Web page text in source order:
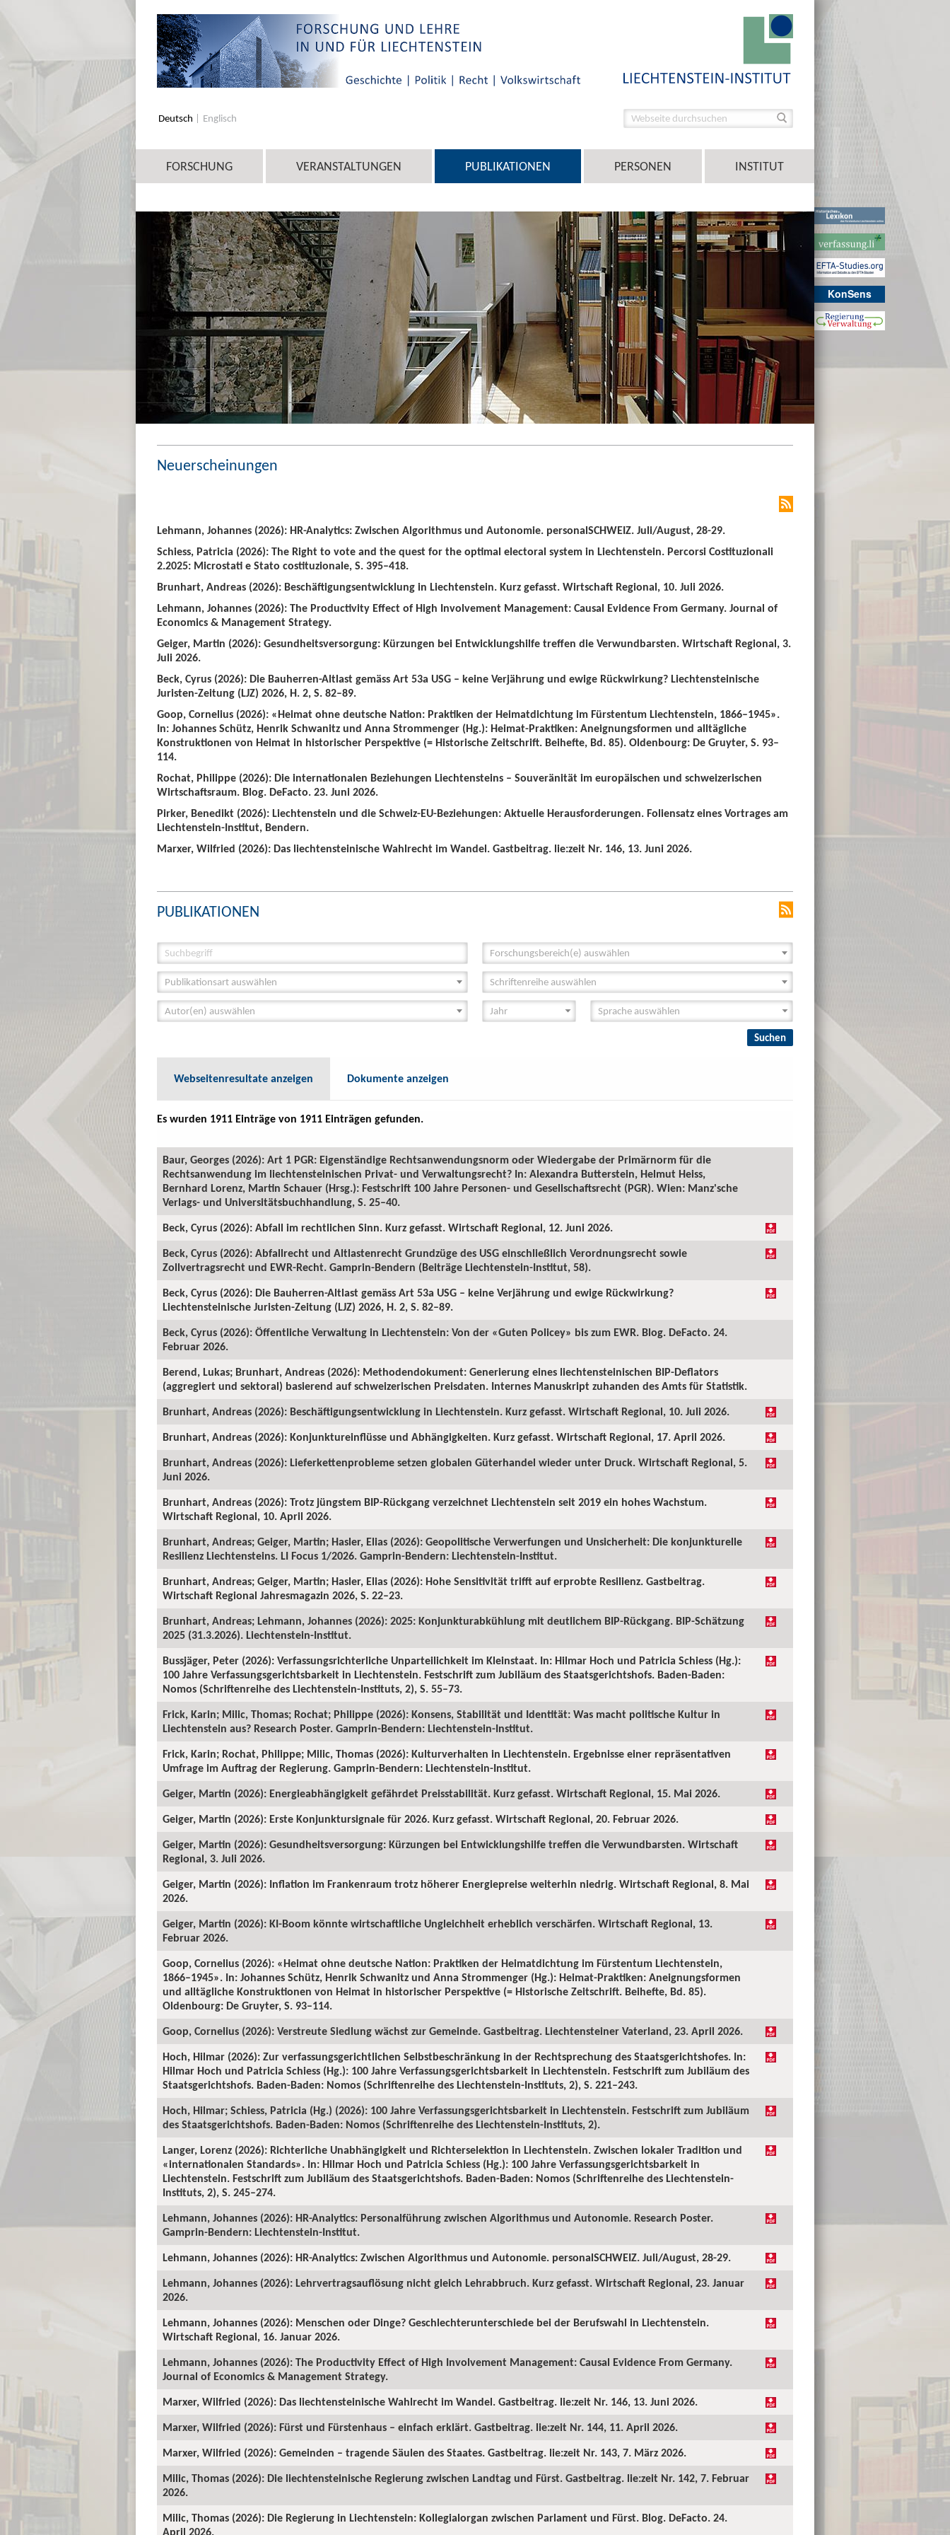
KonSens
Deutsch Englisch
FORSCHUNG VERANSTALTUNGEN PUBLIKATIONEN PERSONEN INSTITUT
Neuerscheinungen
Lehmann, Johannes (2026): HR-Analytics: Zwischen Algorithmus und Autonomie. personalSCHWEIZ. Juli/August, 28-29.
Schiess, Patricia (2026): The Right to vote and the quest for the optimal electoral system in Liechtenstein. Percorsi Costituzionali
2.2025: Microstati e Stato costituzionale, S. 395–418.
Brunhart, Andreas (2026): Beschäftigungsentwicklung in Liechtenstein. Kurz gefasst. Wirtschaft Regional, 10. Juli 2026.
Lehmann, Johannes (2026): The Productivity Effect of High Involvement Management: Causal Evidence From Germany. Journal of
Economics & Management Strategy.
Geiger, Martin (2026): Gesundheitsversorgung: Kürzungen bei Entwicklungshilfe treffen die Verwundbarsten. Wirtschaft Regional, 3.
Juli 2026.
Beck, Cyrus (2026): Die Bauherren-Altlast gemäss Art 53a USG – keine Verjährung und ewige Rückwirkung? Liechtensteinische
Juristen-Zeitung (LJZ) 2026, H. 2, S. 82–89.
Goop, Cornelius (2026): «Heimat ohne deutsche Nation: Praktiken der Heimatdichtung im Fürstentum Liechtenstein, 1866–1945».
In: Johannes Schütz, Henrik Schwanitz und Anna Strommenger (Hg.): Heimat-Praktiken: Aneignungsformen und alltägliche
Konstruktionen von Heimat in historischer Perspektive (= Historische Zeitschrift. Beihefte, Bd. 85). Oldenbourg: De Gruyter, S. 93–
114.
Rochat, Philippe (2026): Die internationalen Beziehungen Liechtensteins – Souveränität im europäischen und schweizerischen
Wirtschaftsraum. Blog. DeFacto. 23. Juni 2026.
Pirker, Benedikt (2026): Liechtenstein und die Schweiz-EU-Beziehungen: Aktuelle Herausforderungen. Foliensatz eines Vortrages am
Liechtenstein-Institut, Bendern.
Marxer, Wilfried (2026): Das liechtensteinische Wahlrecht im Wandel. Gastbeitrag. lie:zeit Nr. 146, 13. Juni 2026.
PUBLIKATIONEN
Forschungsbereich(e) auswählen
Publikationsart auswählen Schriftenreihe auswählen
Autor(en) auswählen
Webseitenresultate anzeigen Dokumente anzeigen
Es wurden 1911 Einträge von 1911 Einträgen gefunden.
Baur, Georges (2026): Art 1 PGR: Eigenständige Rechtsanwendungsnorm oder Wiedergabe der Primärnorm für die
Rechtsanwendung im liechtensteinischen Privat- und Verwaltungsrecht? In: Alexandra Butterstein, Helmut Heiss,
Bernhard Lorenz, Martin Schauer (Hrsg.): Festschrift 100 Jahre Personen- und Gesellschaftsrecht (PGR). Wien: Manz'sche
Verlags- und Universitätsbuchhandlung, S. 25–40.
Beck, Cyrus (2026): Abfall im rechtlichen Sinn. Kurz gefasst. Wirtschaft Regional, 12. Juni 2026.
Beck, Cyrus (2026): Abfallrecht und Altlastenrecht Grundzüge des USG einschließlich Verordnungsrecht sowie
Zollvertragsrecht und EWR-Recht. Gamprin-Bendern (Beiträge Liechtenstein-Institut, 58).
Beck, Cyrus (2026): Die Bauherren-Altlast gemäss Art 53a USG – keine Verjährung und ewige Rückwirkung?
Liechtensteinische Juristen-Zeitung (LJZ) 2026, H. 2, S. 82–89.
Beck, Cyrus (2026): Öffentliche Verwaltung in Liechtenstein: Von der «Guten Policey» bis zum EWR. Blog. DeFacto. 24.
Februar 2026.
Berend, Lukas; Brunhart, Andreas (2026): Methodendokument: Generierung eines liechtensteinischen BIP-Deflators
(aggregiert und sektoral) basierend auf schweizerischen Preisdaten. Internes Manuskript zuhanden des Amts für Statistik.
Brunhart, Andreas (2026): Beschäftigungsentwicklung in Liechtenstein. Kurz gefasst. Wirtschaft Regional, 10. Juli 2026.
Brunhart, Andreas (2026): Konjunktureinflüsse und Abhängigkeiten. Kurz gefasst. Wirtschaft Regional, 17. April 2026.
Brunhart, Andreas (2026): Lieferkettenprobleme setzen globalen Güterhandel wieder unter Druck. Wirtschaft Regional, 5.
Juni 2026.
Brunhart, Andreas (2026): Trotz jüngstem BIP-Rückgang verzeichnet Liechtenstein seit 2019 ein hohes Wachstum.
Wirtschaft Regional, 10. April 2026.
Brunhart, Andreas; Geiger, Martin; Hasler, Elias (2026): Geopolitische Verwerfungen und Unsicherheit: Die konjunkturelle
Resilienz Liechtensteins. LI Focus 1/2026. Gamprin-Bendern: Liechtenstein-Institut.
Brunhart, Andreas; Geiger, Martin; Hasler, Elias (2026): Hohe Sensitivität trifft auf erprobte Resilienz. Gastbeitrag.
Wirtschaft Regional Jahresmagazin 2026, S. 22–23.
Brunhart, Andreas; Lehmann, Johannes (2026): 2025: Konjunkturabkühlung mit deutlichem BIP-Rückgang. BIP-Schätzung
2025 (31.3.2026). Liechtenstein-Institut.
Bussjäger, Peter (2026): Verfassungsrichterliche Unparteilichkeit im Kleinstaat. In: Hilmar Hoch und Patricia Schiess (Hg.):
100 Jahre Verfassungsgerichtsbarkeit in Liechtenstein. Festschrift zum Jubiläum des Staatsgerichtshofs. Baden-Baden:
Nomos (Schriftenreihe des Liechtenstein-Instituts, 2), S. 55–73.
Frick, Karin; Milic, Thomas; Rochat; Philippe (2026): Konsens, Stabilität und Identität: Was macht politische Kultur in
Liechtenstein aus? Research Poster. Gamprin-Bendern: Liechtenstein-Institut.
Frick, Karin; Rochat, Philippe; Milic, Thomas (2026): Kulturverhalten in Liechtenstein. Ergebnisse einer repräsentativen
Umfrage im Auftrag der Regierung. Gamprin-Bendern: Liechtenstein-Institut.
Geiger, Martin (2026): Energieabhängigkeit gefährdet Preisstabilität. Kurz gefasst. Wirtschaft Regional, 15. Mai 2026.
Geiger, Martin (2026): Erste Konjunktursignale für 2026. Kurz gefasst. Wirtschaft Regional, 20. Februar 2026.
Geiger, Martin (2026): Gesundheitsversorgung: Kürzungen bei Entwicklungshilfe treffen die Verwundbarsten. Wirtschaft
Regional, 3. Juli 2026.
Geiger, Martin (2026): Inflation im Frankenraum trotz höherer Energiepreise weiterhin niedrig. Wirtschaft Regional, 8. Mai
2026.
Geiger, Martin (2026): KI-Boom könnte wirtschaftliche Ungleichheit erheblich verschärfen. Wirtschaft Regional, 13.
Februar 2026.
Goop, Cornelius (2026): «Heimat ohne deutsche Nation: Praktiken der Heimatdichtung im Fürstentum Liechtenstein,
1866–1945». In: Johannes Schütz, Henrik Schwanitz und Anna Strommenger (Hg.): Heimat-Praktiken: Aneignungsformen
und alltägliche Konstruktionen von Heimat in historischer Perspektive (= Historische Zeitschrift. Beihefte, Bd. 85).
Oldenbourg: De Gruyter, S. 93–114.
Goop, Cornelius (2026): Verstreute Siedlung wächst zur Gemeinde. Gastbeitrag. Liechtensteiner Vaterland, 23. April 2026.
Hoch, Hilmar (2026): Zur verfassungsgerichtlichen Selbstbeschränkung in der Rechtsprechung des Staatsgerichtshofes. In:
Hilmar Hoch und Patricia Schiess (Hg.): 100 Jahre Verfassungsgerichtsbarkeit in Liechtenstein. Festschrift zum Jubiläum des
Staatsgerichtshofs. Baden-Baden: Nomos (Schriftenreihe des Liechtenstein-Instituts, 2), S. 221–243.
Hoch, Hilmar; Schiess, Patricia (Hg.) (2026): 100 Jahre Verfassungsgerichtsbarkeit in Liechtenstein. Festschrift zum Jubiläum
des Staatsgerichtshofs. Baden-Baden: Nomos (Schriftenreihe des Liechtenstein-Instituts, 2).
Langer, Lorenz (2026): Richterliche Unabhängigkeit und Richterselektion in Liechtenstein. Zwischen lokaler Tradition und
«internationalen Standards». In: Hilmar Hoch und Patricia Schiess (Hg.): 100 Jahre Verfassungsgerichtsbarkeit in
Liechtenstein. Festschrift zum Jubiläum des Staatsgerichtshofs. Baden-Baden: Nomos (Schriftenreihe des Liechtenstein-
Instituts, 2), S. 245–274.
Lehmann, Johannes (2026): HR-Analytics: Personalführung zwischen Algorithmus und Autonomie. Research Poster.
Gamprin-Bendern: Liechtenstein-Institut.
Lehmann, Johannes (2026): HR-Analytics: Zwischen Algorithmus und Autonomie. personalSCHWEIZ. Juli/August, 28-29.
Lehmann, Johannes (2026): Lehrvertragsauflösung nicht gleich Lehrabbruch. Kurz gefasst. Wirtschaft Regional, 23. Januar
2026.
Lehmann, Johannes (2026): Menschen oder Dinge? Geschlechterunterschiede bei der Berufswahl in Liechtenstein.
Wirtschaft Regional, 16. Januar 2026.
Lehmann, Johannes (2026): The Productivity Effect of High Involvement Management: Causal Evidence From Germany.
Journal of Economics & Management Strategy.
Marxer, Wilfried (2026): Das liechtensteinische Wahlrecht im Wandel. Gastbeitrag. lie:zeit Nr. 146, 13. Juni 2026.
Marxer, Wilfried (2026): Fürst und Fürstenhaus – einfach erklärt. Gastbeitrag. lie:zeit Nr. 144, 11. April 2026.
Marxer, Wilfried (2026): Gemeinden – tragende Säulen des Staates. Gastbeitrag. lie:zeit Nr. 143, 7. März 2026.
Milic, Thomas (2026): Die liechtensteinische Regierung zwischen Landtag und Fürst. Gastbeitrag. lie:zeit Nr. 142, 7. Februar
2026.
Milic, Thomas (2026): Die Regierung in Liechtenstein: Kollegialorgan zwischen Parlament und Fürst. Blog. DeFacto. 24.
April 2026.